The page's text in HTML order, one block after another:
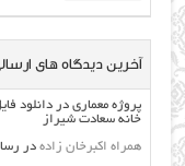
آخرین دیدگاه های
پروژه معماری دردانلود
خانه سعادت شیراز
همراه اکبرخان زاده در